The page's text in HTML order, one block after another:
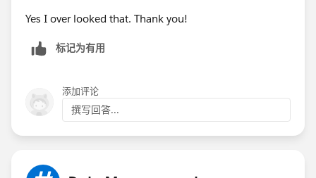
Yes I over looked that. Thank you!
标记为有用
添加评论
撰写回答...